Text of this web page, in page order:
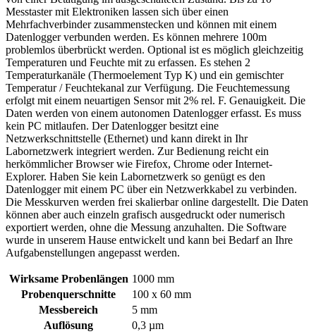
Messtaster mit Elektroniken lassen sich über einen
Mehrfachverbinder zusammenstecken und können mit einem
Datenlogger verbunden werden. Es können mehrere 100m
problemlos überbrückt werden. Optional ist es möglich gleichzeitig
Temperaturen und Feuchte mit zu erfassen. Es stehen 2
Temperaturkanäle (Thermoelement Typ K) und ein gemischter
Temperatur / Feuchtekanal zur Verfügung. Die Feuchtemessung
erfolgt mit einem neuartigen Sensor mit 2% rel. F. Genauigkeit. Die
Daten werden von einem autonomen Datenlogger erfasst. Es muss
kein PC mitlaufen. Der Datenlogger besitzt eine
Netzwerkschnittstelle (Ethernet) und kann direkt in Ihr
Labornetzwerk integriert werden. Zur Bedienung reicht ein
herkömmlicher Browser wie Firefox, Chrome oder Internet-
Explorer. Haben Sie kein Labornetzwerk so genügt es den
Datenlogger mit einem PC über ein Netzwerkkabel zu verbinden.
Die Messkurven werden frei skalierbar online dargestellt. Die Daten
können aber auch einzeln grafisch ausgedruckt oder numerisch
exportiert werden, ohne die Messung anzuhalten. Die Software
wurde in unserem Hause entwickelt und kann bei Bedarf an Ihre
Aufgabenstellungen angepasst werden.
Wirksame Probenlängen 1000 mm
Probenquerschnitte
100 x 60 mm
Messbereich
5 mm
Auflösung
0,3 µm